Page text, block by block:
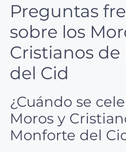
Preguntas
sobre los
Cristianos
del Cid
¿Cuándo se
Moros y
Monforte del